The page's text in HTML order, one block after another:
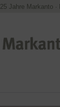
25 Jahre Markanto ·